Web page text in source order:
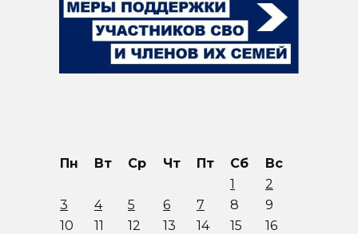
Пн Вт Ср Чт Пт Сб
Вс
1
2
3
4 5 6 7 8
9
10
11 12 13 14 15
16